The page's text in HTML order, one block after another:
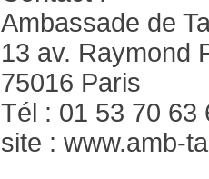
Ambassade de
13 av. Raymond
75016 Paris
Tél : 01 53 70 63
site : www.amb-